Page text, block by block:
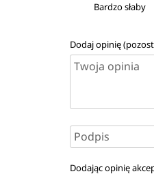
Bardzo słaby
Dodaj opinię
Dodając opinię